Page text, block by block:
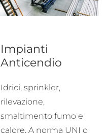
Impianti
Anticendio
Idrici, sprinkler,
rilevazione,
smaltimento fumo e
calore. A norma UNI o